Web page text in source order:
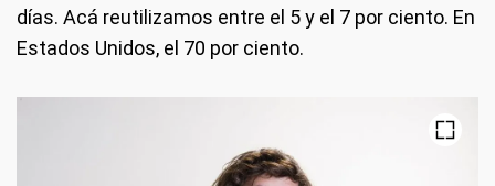
días. Acá reutilizamos entre el 5 y el 7 por ciento. En
Estados Unidos, el 70 por ciento.